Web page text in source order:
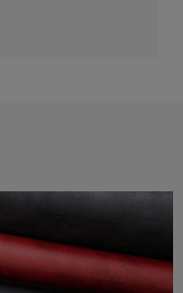
告なく変更する場
コンや携帯端末の
見える場合がござ